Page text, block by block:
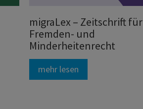
migraLex – Zeitschrift für
Fremden- und
Minderheitenrecht
mehr lesen